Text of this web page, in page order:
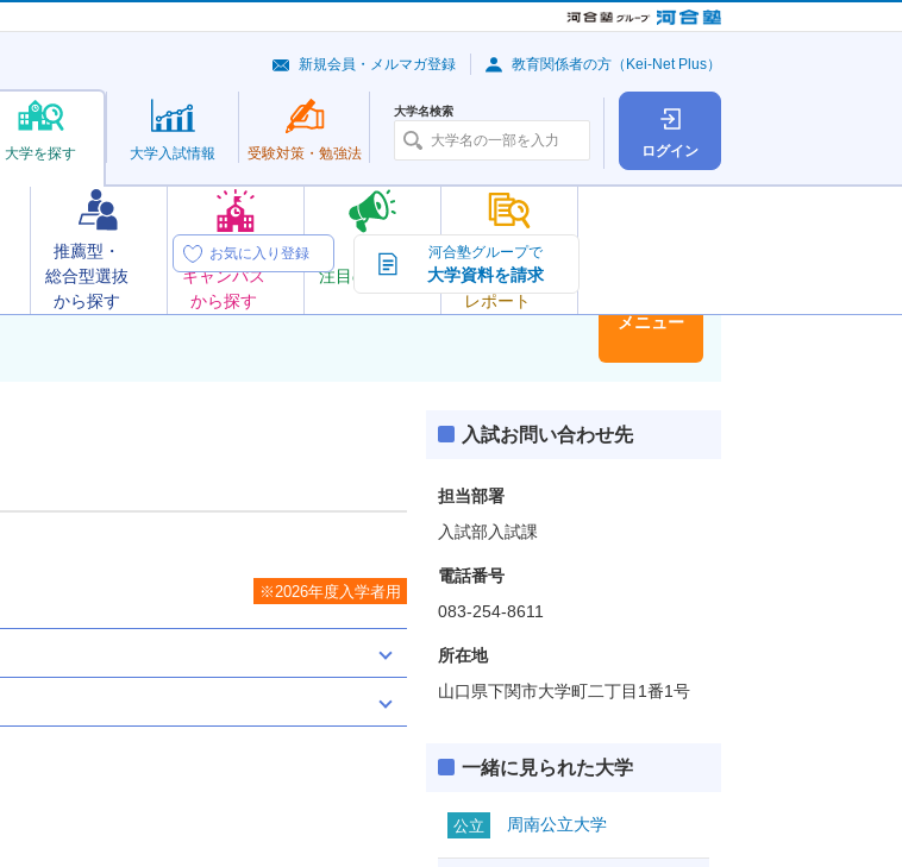
ログイン
大学を探す
推薦型・
総合型選抜
から探す
オープン
キャンパス
から探す
注目の大学
大学の今
トピック＆
レポート
大学入試情報 受験対策・ 勉強法
大学名検索
新規会員・メルマガ登録 教育関係者の方（Kei-Net Plus）
お気に入り登録 河合塾グループで
大学資料を請求
メニュー
※2026年度入学者用
入試お問い合わせ先
担当部署
入試部入試課
電話番号
083-254-8611
所在地
山口県下関市大学町二丁目1番1号
一緒に見られた大学
公立 周南公立大学